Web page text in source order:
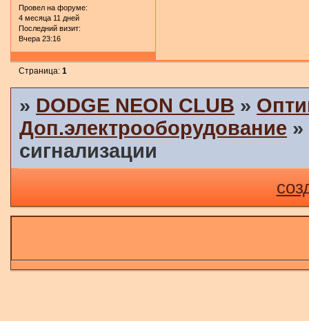
Провел на форуме:
4 месяца 11 дней
Последний визит:
Вчера 23:16
Страница:1
» DODGE NEON CLUB »
Доп.электрооборудование »
сигнализации